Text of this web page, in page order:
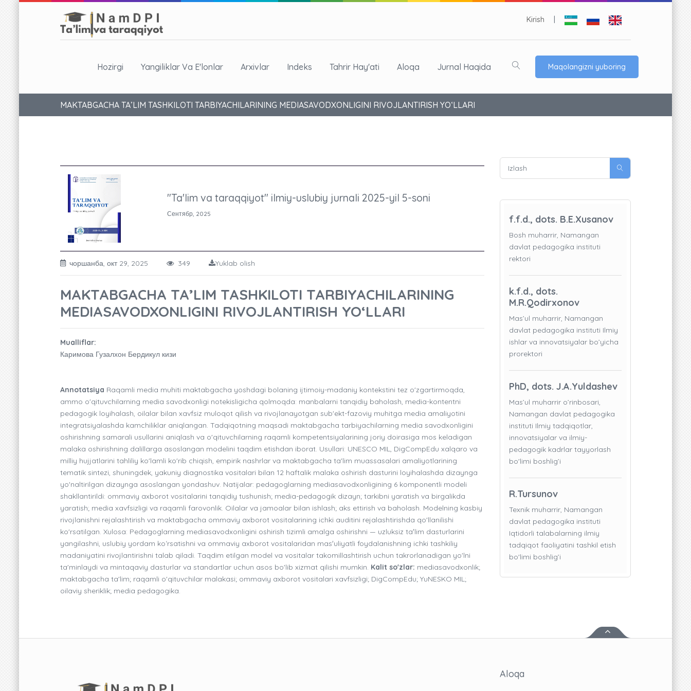
Kirish
Hozirgi Yangiliklar Va E'lonlar Arxivlar Indeks Tahrir Hay'ati Aloqa Jurnal Haqida Maqolangizni yuboring
MAKTABGACHA TA’LIM TASHKILOTI TARBIYACHILARINING MEDIASAVODXONLIGINI RIVOJLANTIRISH YO‘LLARI
"Ta'lim va taraqqiyot" ilmiy-uslubiy jurnali 2025-yil 5-soni
Сентябр, 2025
чоршанба, окт 29, 2025 349 Yuklab olish
MAKTABGACHA TA’LIM TASHKILOTI TARBIYACHILARINING
MEDIASAVODXONLIGINI RIVOJLANTIRISH YO‘LLARI
Mualliflar:
Каримова Гузалхон Бердикул кизи
Annotatsiya Raqamli media muhiti maktabgacha yoshdagi bolaning ijtimoiy-madaniy kontekstini tez o'zgartirmoqda,
ammo o'qituvchilarning media savodxonligi notekisligicha qolmoqda: manbalarni tanqidiy baholash, media-kontentni
pedagogik loyihalash, oilalar bilan xavfsiz muloqot qilish va rivojlanayotgan sub'ekt-fazoviy muhitga media amaliyotini
integratsiyalashda kamchiliklar aniqlangan. Tadqiqotning maqsadi maktabgacha tarbiyachilarning media savodxonligini
oshirishning samarali usullarini aniqlash va o'qituvchilarning raqamli kompetentsiyalarining joriy doirasiga mos keladigan
malaka oshirishning dalillarga asoslangan modelini taqdim etishdan iborat. Usullari: UNESCO MIL, DigCompEdu xalqaro va
milliy hujjatlarini tahliliy ko'lamli ko'rib chiqish, empirik nashrlar va maktabgacha ta'lim muassasalari amaliyotlarining
tematik sintezi, shuningdek, yakuniy diagnostika vositalari bilan 12 haftalik malaka oshirish dasturini loyihalashda dizaynga
yo'naltirilgan dizaynga asoslangan yondashuv. Natijalar: pedagoglarning mediasavodxonligining 6 komponentli modeli
shakllantirildi: ommaviy axborot vositalarini tanqidiy tushunish; media-pedagogik dizayn; tarkibni yaratish va birgalikda
yaratish; media xavfsizligi va raqamli farovonlik. Oilalar va jamoalar bilan ishlash; aks ettirish va baholash. Modelning kasbiy
rivojlanishni rejalashtirish va maktabgacha ommaviy axborot vositalarining ichki auditini rejalashtirishda qo'llanilishi
ko'rsatilgan. Xulosa: Pedagoglarning mediasavodxonligini oshirish tizimli amalga oshirishni — uzluksiz taʼlim dasturlarini
yangilashni, uslubiy yordam koʻrsatishni va ommaviy axborot vositalaridan masʼuliyatli foydalanishning ichki tashkiliy
madaniyatini rivojlantirishni talab qiladi. Taqdim etilgan model va vositalar takomillashtirish uchun takrorlanadigan yo'lni
ta'minlaydi va mintaqaviy dasturlar va standartlar uchun asos bo'lib xizmat qilishi mumkin. Kalit so'zlar: mediasavodxonlik;
maktabgacha ta'lim; raqamli o'qituvchilar malakasi; ommaviy axborot vositalari xavfsizligi; DigCompEdu; YuNESKO MIL;
oilaviy sheriklik; media pedagogika.
f.f.d., dots. B.E.Xusanov
Bosh muharrir, Namangan
davlat pedagogika instituti
rektori
k.f.d., dots.
M.R.Qodirxonov
Mas’ul muharrir, Namangan
davlat pedagogika instituti Ilmiy
ishlar va innovatsiyalar bo’yicha
prorektori
PhD, dots. J.A.Yuldashev
Mas’ul muharrir o’rinbosari,
Namangan davlat pedagogika
instituti Ilmiy tadqiqotlar,
innovatsiyalar va ilmiy-
pedagogik kadrlar tayyorlash
bo'limi boshlig’i
R.Tursunov
Texnik muharrir, Namangan
davlat pedagogika instituti
Iqtidorli talabalarning ilmiy
tadqiqot faoliyatini tashkil etish
bo'limi boshlig’i
Aloqa